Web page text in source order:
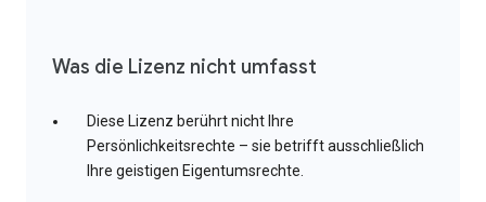
Was die Lizenz nicht umfasst
Diese Lizenz berührt nicht Ihre
Persönlichkeitsrechte – sie betrifft ausschließlich
Ihre geistigen Eigentumsrechte.